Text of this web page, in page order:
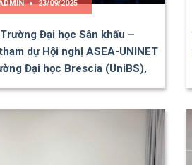
23/09/2025
Đại học Sân khấu –
dự Hội nghị ASEA-UNINET
Đại học Brescia (UniBS),